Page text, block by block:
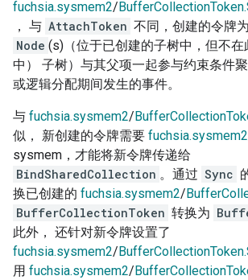
fuchsia.sysmem2/
， 与 AttachToken 不同，创建的令牌为
Node (s)（位于已创建的子树中，但不
中） 子树）与其父项一起参与约束条件
或逻辑分配期间发生的事件。
与 fuchsia.sysmem2/
似， 新创建的令牌需要 fuchsia.sysmem2
sysmem，才能将新令牌传递给
BindSharedCollection 。通过 Sync
换已创建的 fuchsia.sysmem2/
BufferCollectionToken 转换为
此外， 还针对新令牌设置了
fuchsia.sysmem2/
用 fuchsia.sysmem2/